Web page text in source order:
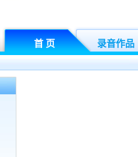
首 页 录音作品